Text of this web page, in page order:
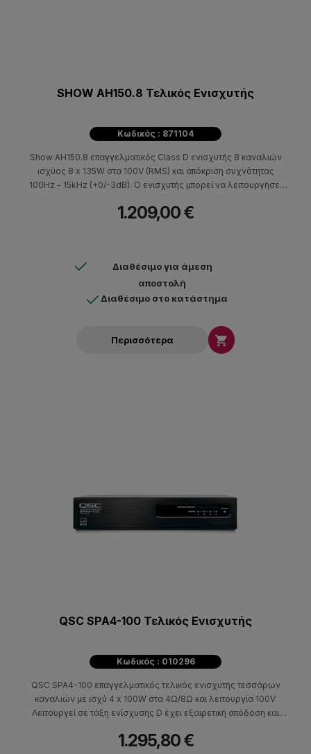
SHOW AH150.8 Τελικός Ενισχυτής
Κωδικός : 871104
Show AH150.8 επαγγελματικός Class D ενισχυτής 8 καναλιών
ισχύος 8 x 135W στα 100V (RMS) και απόκριση συχνότητας
100Hz - 15kHz (+0/-3dB). Ο ενισχυτής μπορεί να λειτουργήσει
σύνδεση των εισόδων και της εξόδου. H τοπολογία Class D
γραφεία, αίθουσες συνεδριάσεων κ.α.
1.209,00 €
Διαθέσιμο για άμεση
αποστολή
Διαθέσιμο στο κατάστημα
Περισσότερα 
QSC SPA4-100 Τελικός Ενισχυτής
Κωδικός : 010296
QSC SPA4-100 επαγγελματικός τελικός ενισχυτής τεσσάρων
καναλιών με ισχύ 4 x 100W στα 4Ω/8Ω και λειτουργία 100V.
Λειτουργεί σε τάξη ενίσχυσης D έχει εξαιρετική απόδοση και
κατανάλωση ενέργειας, χαμηλά επίπεδα θορύβου λειτουργίας,
1.295,80 €